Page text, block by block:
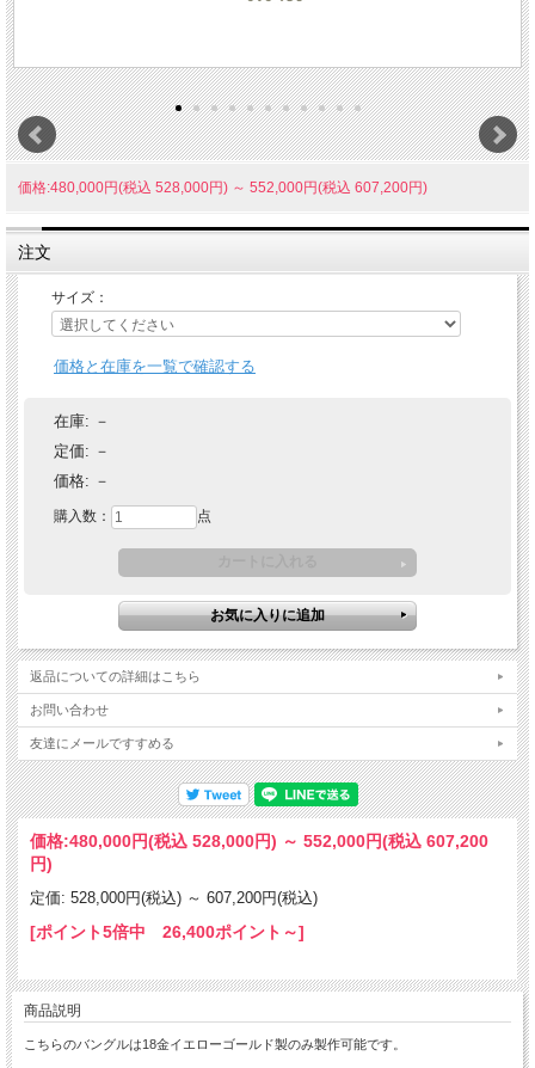
価格:480,000円(税込 528,000円) ～ 552,000円(税込 607,200円)
注文
サイズ：
価格と在庫を一覧で確認する
在庫: －
定価: －
価格: －
購入数： 点
返品についての詳細はこちら
お問い合わせ
友達にメールですすめる
価格:480,000円(税込 528,000円) ～ 552,000円(税込 607,200
円)
定価: 528,000円(税込) ～ 607,200円(税込)
[ポイント5倍中 26,400ポイント～]
商品説明
こちらのバングルは18金イエローゴールド製のみ製作可能です。